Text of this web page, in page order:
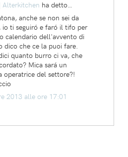
Alterkitchen ha detto…
anche se non sei da
io ti seguiró e faró il tifo per
calendario dell'avvento di
dico che ce la puoi fare.
quanto burro ci va, che
Mica sará un
operatrice del settore?!
2013 alle ore 17:01